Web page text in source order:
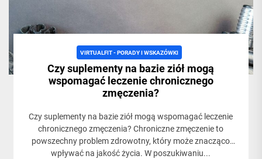
VIRTUALFIT - PORADY I WSKAZÓWKI
Czy suplementy na bazie ziół mogą
wspomagać leczenie chronicznego
zmęczenia?
Czy suplementy na bazie ziół mogą wspomagać leczenie
chronicznego zmęczenia? Chroniczne zmęczenie to
powszechny problem zdrowotny, który może znacząco
wpływać na jakość życia. W poszukiwaniu...